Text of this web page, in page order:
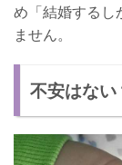
め「結婚するし
ません。
不安はな